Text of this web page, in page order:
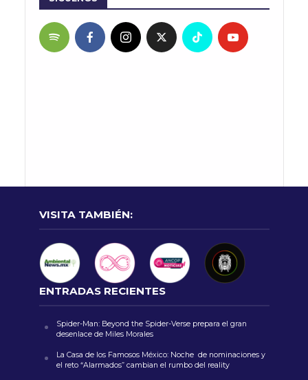
VISITA TAMBIÉN:
ENTRADAS RECIENTES
Spider-Man: Beyond the Spider-Verse prepara el gran
desenlace de Miles Morales
La Casa de los Famosos México: Noche de nominaciones y
el reto “Alarmados” cambian el rumbo del reality